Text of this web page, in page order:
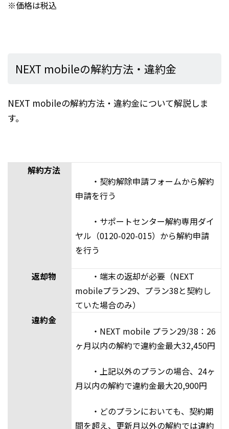
※価格は税込
NEXT mobileの解約方法・違約金
NEXT mobileの解約方法・違約金について解説しま
す。
解約方法
・契約解除申請フォームから解約
申請を行う
・サポートセンター解約専用ダイ
ヤル（0120-020-015）から解約申請
を行う
返却物
・端末の返却が必要（NEXT
mobileプラン29、プラン38と契約し
ていた場合のみ）
違約金
・NEXT mobile プラン29/38：26
ヶ月以内の解約で違約金最大32,450円
・上記以外のプランの場合、24ヶ
月以内の解約で違約金最大20,900円
・どのプランにおいても、契約期
間を超え、更新月以外の解約では違約